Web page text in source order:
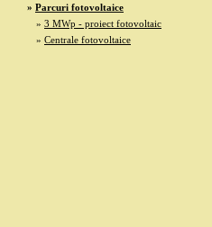
» Parcuri fotovoltaice
» 3 MWp - proiect fotovoltaic
» Centrale fotovoltaice